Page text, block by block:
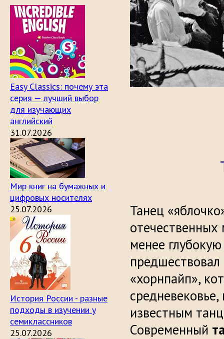
Easy Classics: почему эта
серия — лучший выбор
для изучающих
английский
31.07.2026
Мир книг на бумажных и
цифровых носителях
25.07.2026
История России - разные
подходы в изучении у
семиклассников
25.07.2026
Танец
отечественных
менее
«хорнпайп»,
известным
Современный